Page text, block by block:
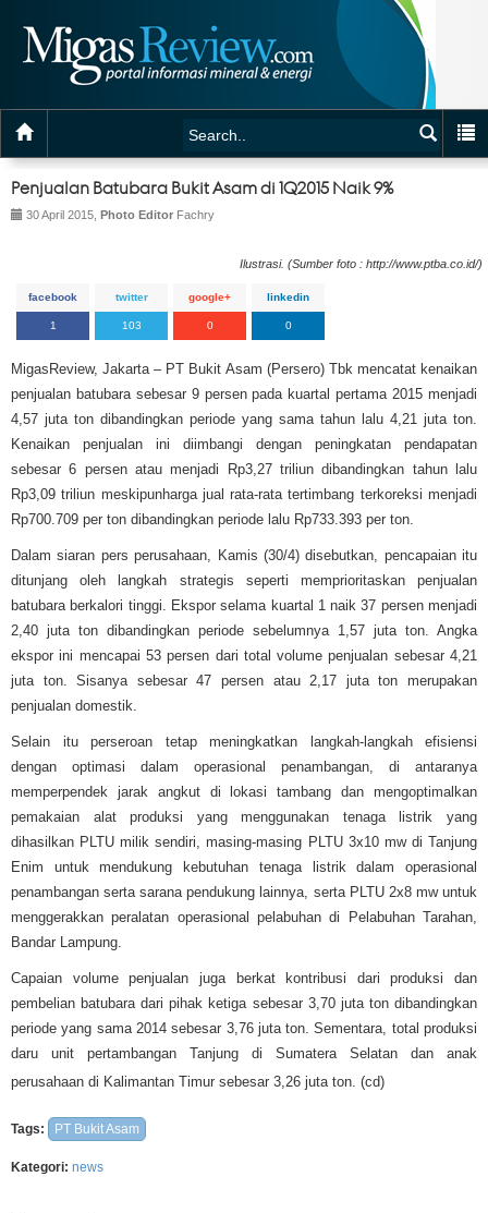
Penjualan Batubara Bukit Asam di 1Q2015 Naik 9%
30 April 2015, Photo Editor Fachry
Ilustrasi. (Sumber foto : http://www.ptba.co.id/)
facebook
1
twitter
103
google+
0
linkedin
0
MigasReview, Jakarta – PT Bukit Asam (Persero) Tbk mencatat kenaikan
penjualan batubara sebesar 9 persen pada kuartal pertama 2015 menjadi
4,57 juta ton dibandingkan periode yang sama tahun lalu 4,21 juta ton.
Kenaikan penjualan ini diimbangi dengan peningkatan pendapatan
sebesar 6 persen atau menjadi Rp3,27 triliun dibandingkan tahun lalu
Rp3,09 triliun meskipunharga jual rata-rata tertimbang terkoreksi menjadi
Rp700.709 per ton dibandingkan periode lalu Rp733.393 per ton.
Dalam siaran pers perusahaan, Kamis (30/4) disebutkan, pencapaian itu
ditunjang oleh langkah strategis seperti memprioritaskan penjualan
batubara berkalori tinggi. Ekspor selama kuartal 1 naik 37 persen menjadi
2,40 juta ton dibandingkan periode sebelumnya 1,57 juta ton. Angka
ekspor ini mencapai 53 persen dari total volume penjualan sebesar 4,21
juta ton. Sisanya sebesar 47 persen atau 2,17 juta ton merupakan
penjualan domestik.
Selain itu perseroan tetap meningkatkan langkah-langkah efisiensi
dengan optimasi dalam operasional penambangan, di antaranya
memperpendek jarak angkut di lokasi tambang dan mengoptimalkan
pemakaian alat produksi yang menggunakan tenaga listrik yang
dihasilkan PLTU milik sendiri, masing-masing PLTU 3x10 mw di Tanjung
Enim untuk mendukung kebutuhan tenaga listrik dalam operasional
penambangan serta sarana pendukung lainnya, serta PLTU 2x8 mw untuk
menggerakkan peralatan operasional pelabuhan di Pelabuhan Tarahan,
Bandar Lampung.
Capaian volume penjualan juga berkat kontribusi dari produksi dan
pembelian batubara dari pihak ketiga sebesar 3,70 juta ton dibandingkan
periode yang sama 2014 sebesar 3,76 juta ton. Sementara, total produksi
daru unit pertambangan Tanjung di Sumatera Selatan dan anak
perusahaan di Kalimantan Timur sebesar 3,26 juta ton. (cd)
Tags: PT Bukit Asam
Kategori: news